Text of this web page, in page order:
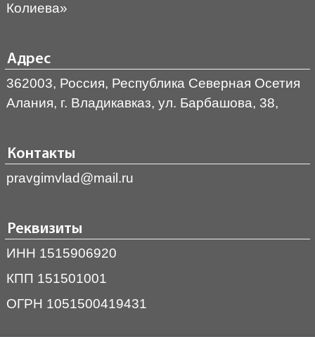
Колиева»
Адрес
362003, Россия, Республика Северная Осетия
Алания, г. Владикавказ, ул. Барбашова, 38,
Контакты
pravgimvlad@mail.ru
Реквизиты
ИНН 1515906920
КПП 151501001
ОГРН 1051500419431